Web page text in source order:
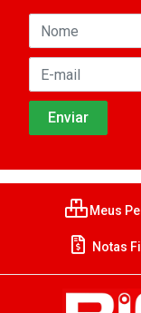
Meus
Notas